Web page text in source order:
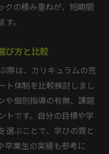
クの積み重ねが、短期間
。
び方と比較
際は、カリキュラムの充
ト体制を比較検討しまし
や個別指導の有無、課題
トです。自分の目標や学
選ぶことで、学びの質と
卒業生の実績も参考に